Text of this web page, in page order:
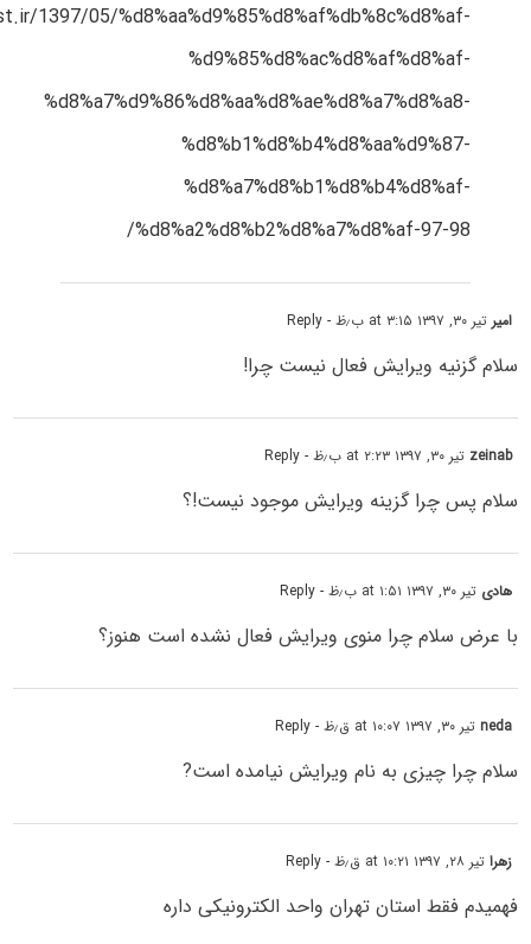
1397/05/%d8%aa%d9%85%d8%af%db%8c%d8%af-
%d9%85%d8%ac%d8%af%d8%af-
%d8%a7%d9%86%d8%aa%d8%ae%d8%a7%d8%a8-
%d8%b1%d8%b4%d8%aa%d9%87-
%d8%a7%d8%b1%d8%b4%d8%af-
%d8%a2%d8%b2%d8%a7%d8%af-97-98/
امیرتیر ۳۰, ۱۳۹۷ at ۳:۱۵ ب٫ظ - Reply
سلام گزنیه ویرایش فعال نیست چرا!
zeinab تیر ۳۰, ۱۳۹۷ at ۲:۲۳ ب٫ظ - Reply
سلام پس چرا گزینه ویرایش موجود نیست!؟
هادی تیر ۳۰, ۱۳۹۷ at ۱:۵۱ ب٫ظ - Reply
با عرض سلام چرا منوی ویرایش فعال نشده است هنوز؟
nedaتیر ۳۰, ۱۳۹۷ at ۱۰:۰۷ ق٫ظ - Reply
سلام چرا چیزی به نام ویرایش نیامده است?
زهراتیر ۲۸, ۱۳۹۷ at ۱۰:۲۱ ق٫ظ - Reply
فهمیدم فقط استان تهران واحد الکترونیکی داره